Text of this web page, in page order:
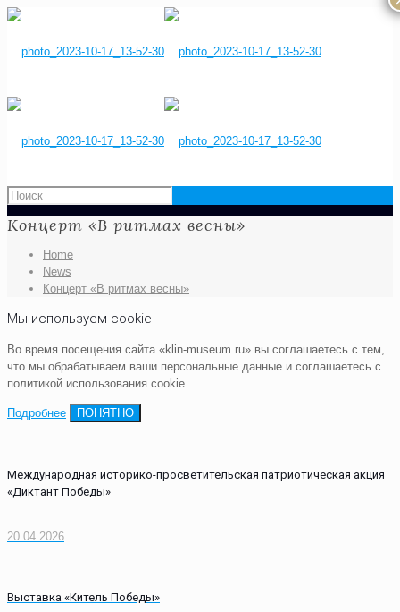
Концерт «В ритмах весны»
Home
News
Концерт «В ритмах весны»
Мы используем cookie
Во время посещения сайта «klin-museum.ru» вы соглашаетесь с тем,
что мы обрабатываем ваши персональные данные и соглашаетесь с
политикой использования cookie.
Подробнее ПОНЯТНО
Международная историко-просветительская патриотическая акция
«Диктант Победы»
20.04.2026
Выставка «Китель Победы»